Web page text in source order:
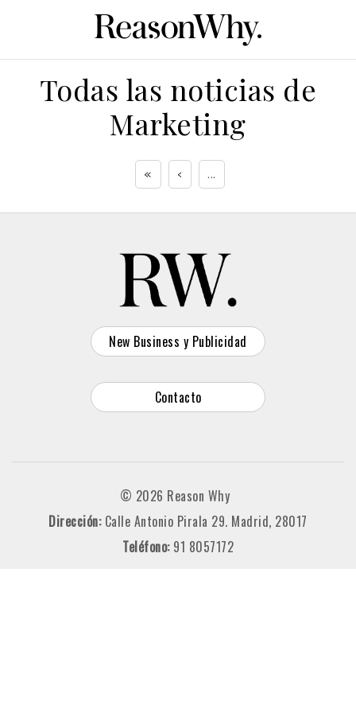
Todas las noticias de
Marketing
« ‹ ...
New Business y Publicidad
Contacto
© 2026 Reason Why
Dirección: Calle Antonio Pirala 29. Madrid, 28017
Teléfono: 91 8057172